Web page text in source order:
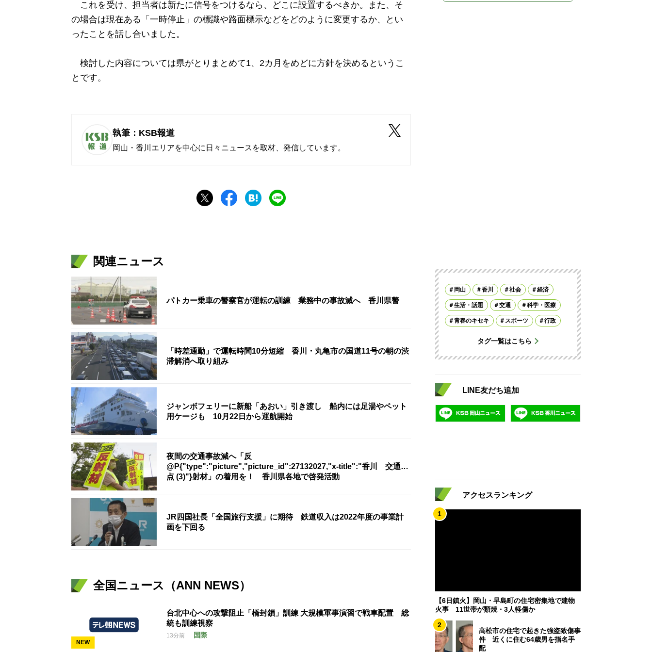
これを受け、担当者は新たに信号をつけるなら、どこに設置するべきか。また、そ
の場合は現在ある「一時停止」の標識や路面標示などをどのように変更するか、とい
ったことを話し合いました。
検討した内容については県がとりまとめて1、2カ月をめどに方針を決めるというこ
とです。
執筆：KSB報道
岡山・香川エリアを中心に日々ニュースを取材、発信しています。
関連ニュース
パトカー乗車の警察官が運転の訓練 業務中の事故減へ 香川県警
「時差通勤」で運転時間10分短縮 香川・丸亀市の国道11号の朝の渋
滞解消へ取り組み
ジャンボフェリーに新船「あおい」引き渡し 船内には足湯やペット
用ケージも 10月22日から運航開始
夜間の交通事故減へ「反
@P{"type":"picture","picture_id":27132027,"x-title":"香川 交通…
点 (3)"}射材」の着用を！ 香川県各地で啓発活動
JR四国社長「全国旅行支援」に期待 鉄道収入は2022年度の事業計
画を下回る
全国ニュース（ANN NEWS）
NEW
台北中心への攻撃阻止「橋封鎖」訓練 大規模軍事演習で戦車配置 総
統も訓練視察
13分前 国際
岡山 香川 社会 経済
生活・話題 交通 科学・医療
青春のキセキ スポーツ 行政
タグ一覧はこちら
LINE友だち追加
アクセスランキング
1
【6日鎮火】岡山・早島町の住宅密集地で建物
火事 11世帯が類焼・3人軽傷か
2
高松市の住宅で起きた強盗致傷事
件 近くに住む64歳男を指名手
配